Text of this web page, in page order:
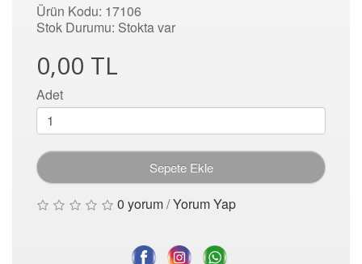
Ürün Kodu: 17106
Stok Durumu: Stokta var
0,00 TL
Adet
Sepete Ekle
0 yorum/Yorum Yap